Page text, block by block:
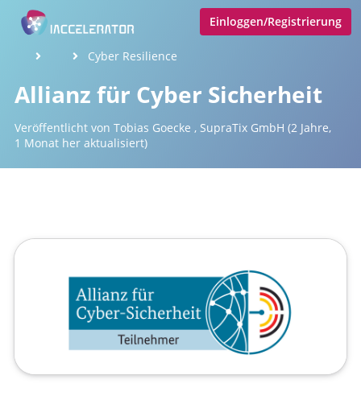
Einloggen/Registrierung
Cyber Resilience
Allianz für Cyber Sicherheit
Veröffentlicht von Tobias Goecke , SupraTix GmbH (2 Jahre,
1 Monat her aktualisiert)